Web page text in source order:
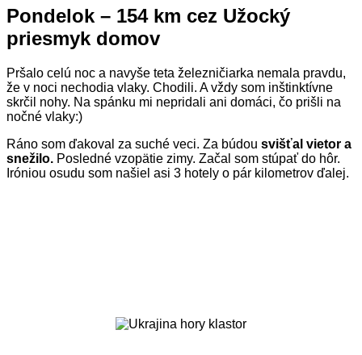
Pondelok – 154 km cez Užocký
priesmyk domov
Pršalo celú noc a navyše teta železničiarka nemala pravdu,
že v noci nechodia vlaky. Chodili. A vždy som inštinktívne
skrčil nohy. Na spánku mi nepridali ani domáci, čo prišli na
nočné vlaky:)
Ráno som ďakoval za suché veci. Za búdou svišťal vietor a
snežilo. Posledné vzopätie zimy. Začal som stúpať do hôr.
Iróniou osudu som našiel asi 3 hotely o pár kilometrov ďalej.